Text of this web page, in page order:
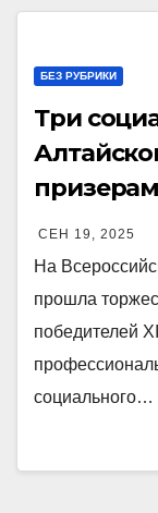
БЕЗ РУБРИКИ
Три
СЕН 19, 2025
На
прошла
победителей
социального…